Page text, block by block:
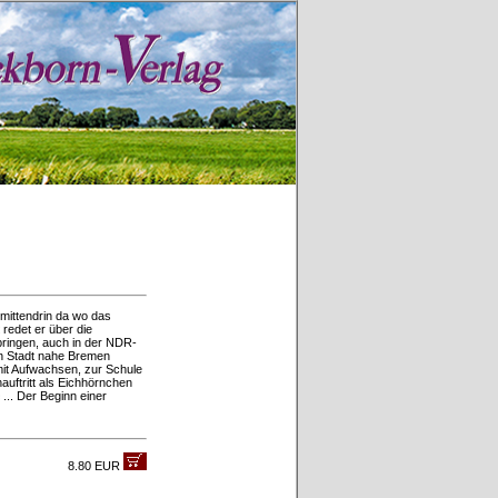
da wo das
er über die
auch in der NDR-
Stadt nahe Bremen
Aufwachsen, zur Schule
als Eichhörnchen
Der Beginn einer
8.80 EUR